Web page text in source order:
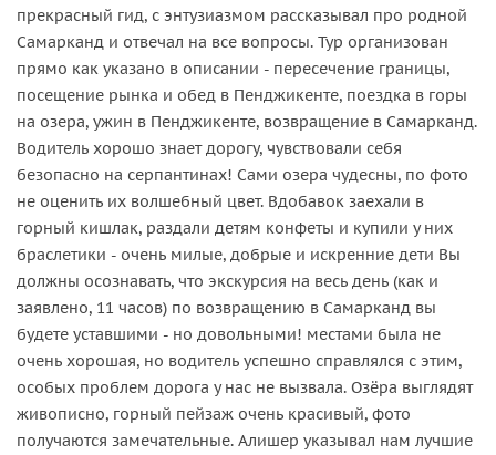
прекрасный гид, с энтузиазмом рассказывал про родной
Самарканд и отвечал на все вопросы. Тур организован
прямо как указано в описании - пересечение границы,
посещение рынка и обед в Пенджикенте, поездка в горы
на озера, ужин в Пенджикенте, возвращение в Самарканд.
Водитель хорошо знает дорогу, чувствовали себя
безопасно на серпантинах! Сами озера чудесны, по фото
не оценить их волшебный цвет. Вдобавок заехали в
горный кишлак, раздали детям конфеты и купили у них
браслетики - очень милые, добрые и искренние дети Вы
должны осознавать, что экскурсия на весь день (как и
заявлено, 11 часов) по возвращению в Самарканд вы
будете уставшими - но довольными! местами была не
очень хорошая, но водитель успешно справлялся с этим,
особых проблем дорога у нас не вызвала. Озёра выглядят
живописно, горный пейзаж очень красивый, фото
получаются замечательные. Алишер указывал нам лучшие